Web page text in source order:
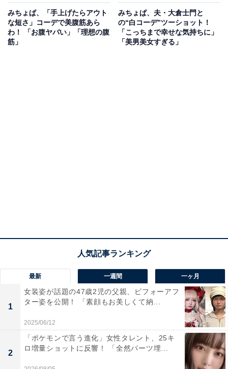
みちょぱ、「手上げたらアウト
な短さ」コーデで美腹筋あら
わ！ 「お腹ヤバい」「理想の腹
筋」
みちょぱ、夫・大倉士門と
の“白コーデ”ツーショット！
「こっちまで幸せな気持ちに」
「美男美女すぎる」
最新 一週間 一ヶ月
1
女装姿が話題の47歳2児の父親、ビフォーアフ
ター姿を公開！ 「素顔もお美しくて納...
2025/06/12
2
「ポケモンで言う進化」女性タレント、25キ
ロ増量ショットに反響！ 「全然パーツ埋...